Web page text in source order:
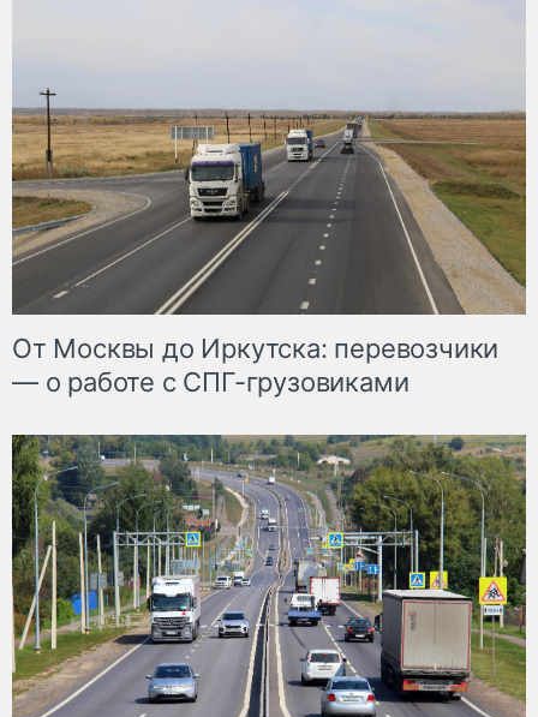
От Москвы до Иркутска: перевозчики
— о работе с СПГ-грузовиками